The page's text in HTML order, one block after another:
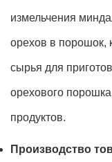
измельчения
орехов в порошок,
сырья для
орехового
продуктов.
Производство